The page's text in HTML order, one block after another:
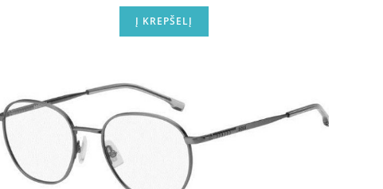
Į KREPŠELĮ